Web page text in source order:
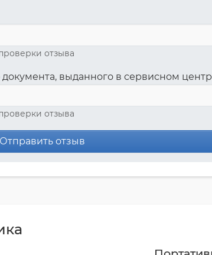
отзыва
выданного в сервисном
отзыва
Отправить отзыв